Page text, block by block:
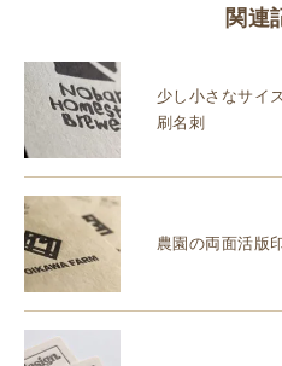
関連
少し小さなサイ
刷名刺
農園の両面活版